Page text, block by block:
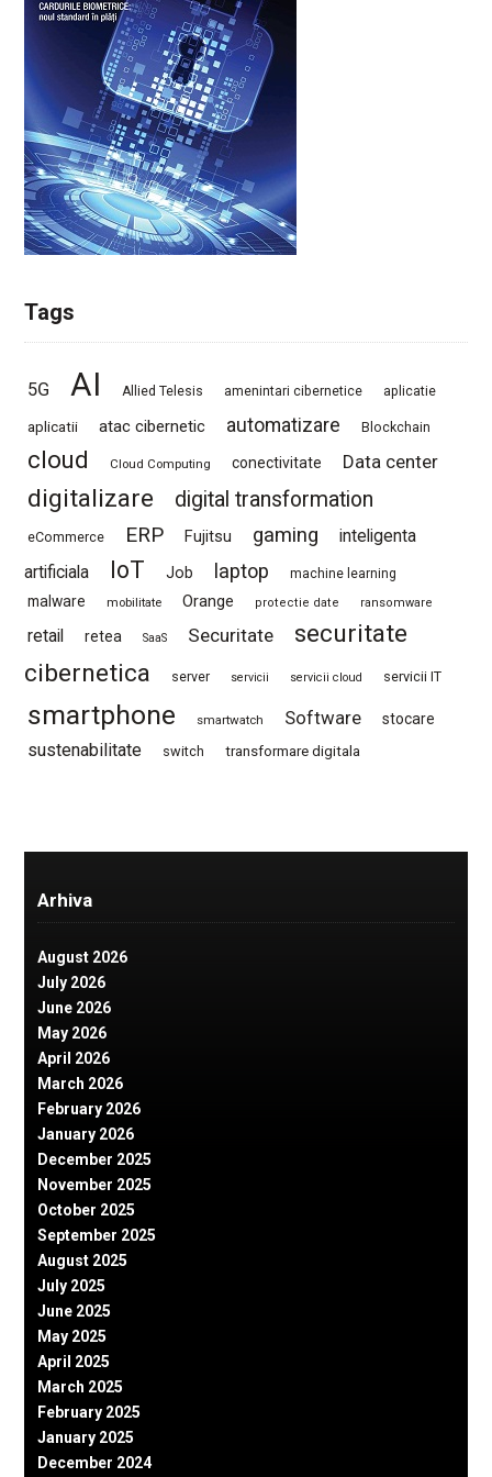
Tags
5G AI Allied Telesis amenintari cibernetice aplicatie
aplicatii atac cibernetic automatizare Blockchain
cloud Cloud Computing conectivitate Data center
digitalizare digital transformation
eCommerce ERP Fujitsu gaming
inteligenta
artificiala
IoT Job laptop machine learning
malware mobilitate Orange protectie date ransomware
retail retea SaaS Securitate
securitate
cibernetica
server servicii servicii cloud servicii IT
smartphone smartwatch Software stocare
sustenabilitate switch transformare digitala
Arhiva
August 2026
July 2026
June 2026
May 2026
April 2026
March 2026
February 2026
January 2026
December 2025
November 2025
October 2025
September 2025
August 2025
July 2025
June 2025
May 2025
April 2025
March 2025
February 2025
January 2025
December 2024